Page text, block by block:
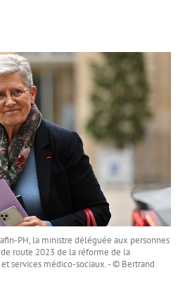
PH, la ministre déléguée aux personnes
route 2023 de la réforme de la
services médico-sociaux. - © Bertrand